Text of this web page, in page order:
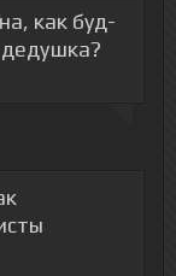
как буд-